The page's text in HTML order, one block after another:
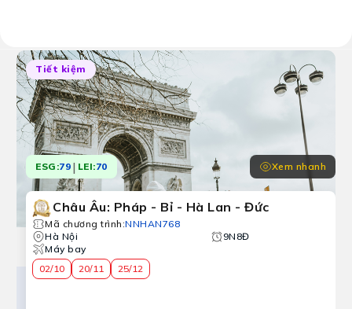
Amsterdam
tháng 3 mà còn rất lãng mạn, thơ mộng với hệ
Tiết kiệm
ESG:79 | LEI:70 Xem nhanh
Châu Âu: Pháp - Bỉ - Hà Lan - Đức
Mã chương trình:NNHAN768
Hà Nội
9N8Đ
Máy bay
02/10
20/11 25/12